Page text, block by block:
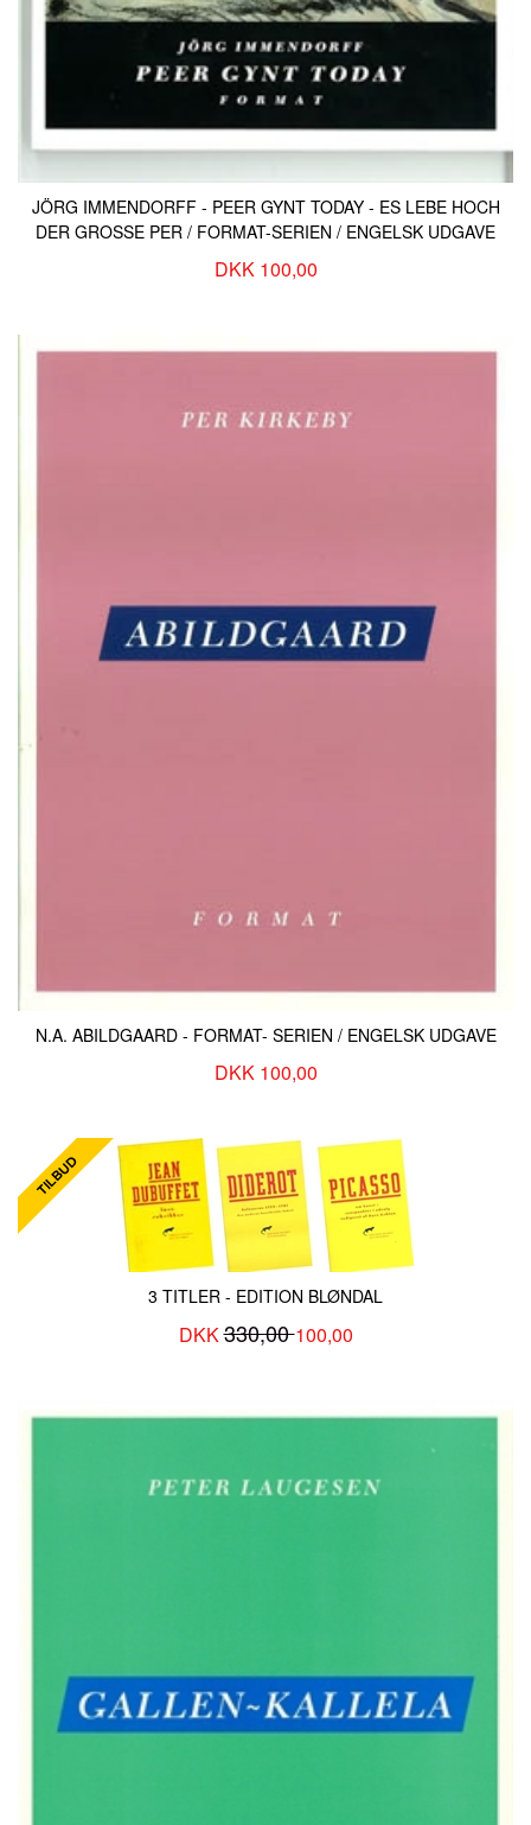
JÖRG IMMENDORFF - PEER GYNT TODAY - ES LEBE HOCH
DER GROSSE PER / FORMAT-SERIEN / ENGELSK UDGAVE
DKK 100,00
N.A. ABILDGAARD - FORMAT- SERIEN / ENGELSK UDGAVE
DKK 100,00
3 TITLER - EDITION BLØNDAL
DKK330,00100,00